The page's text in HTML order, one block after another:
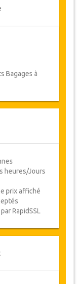
serez
entrer vos
recevrez
Bagages à
heures/Jours
prix affiché
RapidSSL